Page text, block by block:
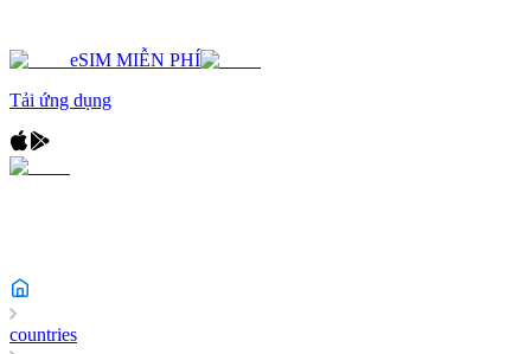
eSIM MIỄN PHÍ
Tải ứng dụng
countries